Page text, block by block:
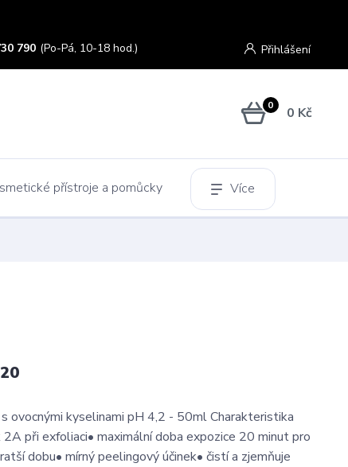
Přihlášení
790 (Po-Pá, 10-18 hod.)
0 0 Kč
přístroje a pomůcky Více
ovocnými kyselinami pH 4,2 - 50ml Charakteristika
při exfoliaci• maximální doba expozice 20 minut pro
dobu• mírný peelingový účinek• čistí a zjemňuje